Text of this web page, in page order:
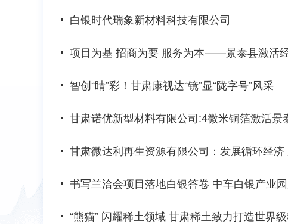
白银时代瑞象新材料科技有限公司
项目为基 招商为要 服务为本——景泰县激活
智创“睛”彩！甘肃康视达“镜”显“陇字号”风采
甘肃诺优新型材料有限公司:4微米铜箔激活景
甘肃微达利再生资源有限公司：发展循环经
书写兰洽会项目落地白银答卷 中车白银产业
“熊猫” 闪耀稀土领域 甘肃稀土致力打造世界